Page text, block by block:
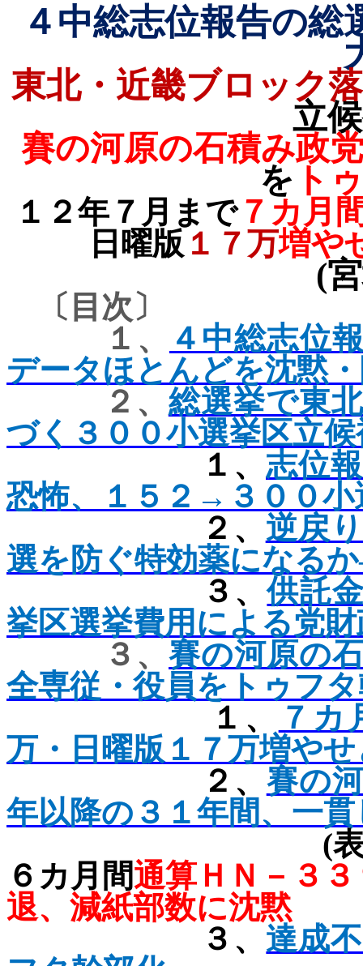
４中総志位報告の
東北・近畿ブロック
立
賽の河原の石積み政
を ト
１２年７月まで７カ月
日曜版 １７万増や
(
〔目次〕
１、
４中総志位
データほとんどを沈黙
２、 総選挙で東
づく３００小選挙区立
１、 志位
恐怖、１５２→３００小
２、 逆戻
選を防ぐ特効薬になる
３、供託
挙区選挙費用による党
３、 賽の河原の
全専従・役員をトゥフ
１、
７カ
万・日曜版１７万増や
２、 賽の
年以降の３１年間、一
(
６カ月間通算ＨＮ－３
退、減紙部数に沈黙
３、 達成